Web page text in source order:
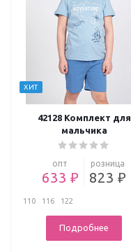
ХИТ
42128 Комплект для
мальчика
опт
633 ₽
розница
823 ₽
110 116 122
Подробнее